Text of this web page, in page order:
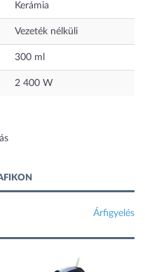
Kerámia
Vezeték nélküli
300 ml
2 400 W
Árfigyelés